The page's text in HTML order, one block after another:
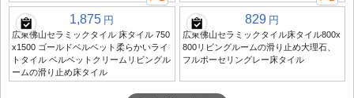
1,875 円
広東佛山セラミックタイル 床タイル 750
x1500 ゴールドベルベット柔らかいライ
トタイル ベルベットクリームリビングル
ームの滑り止め床タイル
829 円
広東佛山セラミックタイル床タイル800x
800リビングルームの滑り止め大理石、
フルポーセリングレー床タイル